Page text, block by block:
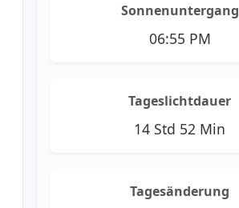
Sonnenuntergang
06:55 PM
Tageslichtdauer
14 Std 52 Min
Tagesänderung